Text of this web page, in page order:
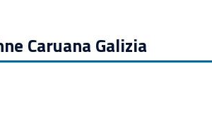
Caruana Galizia